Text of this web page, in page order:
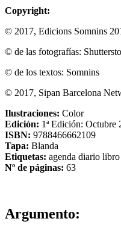
Copyright:
© 2017, Edicions Somnins
© de las fotografías:
© de los textos: Somnins
© 2017, Sipan Barcelona
Ilustraciones: Color
Edición: 1ª Edición: Octubre
ISBN: 9788466662109
Tapa: Blanda
Etiquetas: agenda diario libro
Nº de páginas: 63
Argumento: